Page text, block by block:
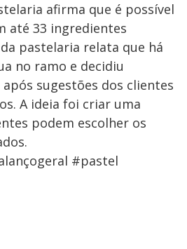
afirma que é possível
até 33 ingredientes
pastelaria relata que há
no ramo e decidiu
sugestões dos clientes
A ideia foi criar uma
podem escolher os
#pastel